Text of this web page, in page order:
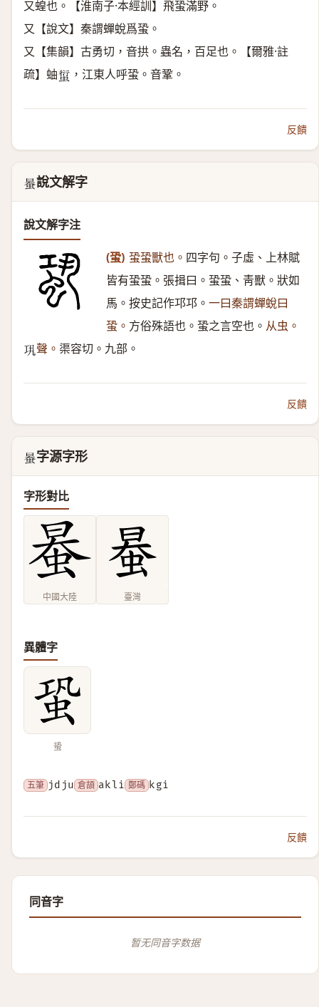
又蝗也。【淮南子·本經訓】飛蛩滿野。
又【說文】秦謂蟬蛻爲蛩。
又【集韻】古勇切，音拱。蟲名，百足也。【爾雅·註
疏】蚰𧍢 ，江東人呼蛩。音鞏。
反饋
𧋯說文解字
說文解字注
(蛩) 蛩蛩獸也。 四字句。子虛、上林賦
皆有蛩蛩。張揖曰。蛩蛩、靑獸。狀如
馬。按史記作邛邛。 一曰秦謂蟬蛻曰
蛩。 方俗殊語也。蛩之言空也。 从虫。
𢀜 聲。 渠容切。九部。
反饋
𧋯 字源字形
字形對比
中國大陸 臺灣
異體字
蛩
五筆 jdju 倉頡 akli 鄭碼 kgi
反饋
同音字
暂无同音字数据